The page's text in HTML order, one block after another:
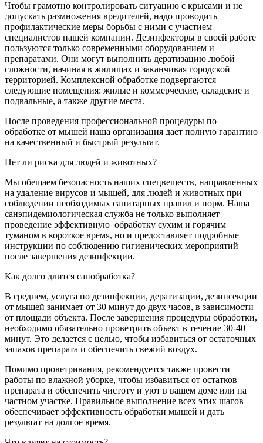
Чтобы грамотно контролировать ситуацию с крысами и не
допускать размножения вредителей, надо проводить
профилактические меры борьбы с ними с участием
специалистов нашей компании. Дезинфекторы в своей работе
пользуются только современными оборудованием и
препаратами. Они могут выполнить дератизацию любой
сложности, начиная в жилищах и заканчивая городской
территорией. Комплексной обработке подвергаются
следующие помещения: жилые и коммерческие, складские и
подвальные, а также другие места.
После проведения профессиональной процедуры по
обработке от мышей наша организация дает полную гарантию
на качественный и быстрый результат.
Нет ли риска для людей и животных?
Мы обещаем безопасность наших спецвеществ, направленных
на удаление вирусов и мышей, для людей и животных при
соблюдении необходимых санитарных правил и норм. Наша
санэпидемиологическая служба не только выполняет
проведение эффективную обработку сухим и горячим
туманом в короткое время, но и предоставляет подробные
инструкции по соблюдению гигиенических мероприятий
после завершения дезинфекции.
Как долго длится санобработка?
В среднем, услуга по дезинфекции, дератизации, дезинсекции
от мышей занимает от 30 минут до двух часов, в зависимости
от площади объекта. После завершения процедуры обработки,
необходимо обязательно проветрить объект в течение 30-40
минут. Это делается с целью, чтобы избавиться от остаточных
запахов препарата и обеспечить свежий воздух.
Помимо проветривания, рекомендуется также провести
работы по влажной уборке, чтобы избавиться от остатков
препарата и обеспечить чистоту и уют в вашем доме или на
частном участке. Правильное выполнение всех этих шагов
обеспечивает эффективность обработки мышей и дать
результат на долгое время.